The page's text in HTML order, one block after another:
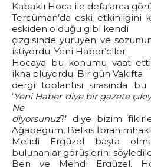
Kabaklı Hoca ile defalarca
Tercüman’da eski etkinliğini
eskiden olduğu gibi kendi
çizgisinde yürüyen ve
istiyordu. Yeni Haber’ciler
Hocaya bu konumu vaat
ikna oluyordu. Bir gün Vakıfta
dergi toplantısı sırasında
‘Yeni Haber diye bir gazete
Ne
diyorsunuz?’ diye bizim
Ağabegüm, Belkıs
Melıdi Ergüzel başta
bulunanlar görüşlerini
Ben ve Mehdi Ergüzel,